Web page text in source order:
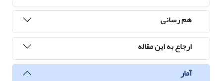
هم رسانی
ارجاع به این مقاله
آمار